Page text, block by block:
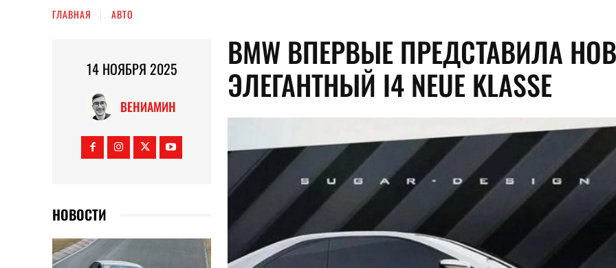
ГЛАВНАЯ АВТО
14 НОЯБРЯ 2025
ВЕНИАМИН
НОВОСТИ
BMW ВПЕРВЫЕ ПРЕДСТАВИЛА
ЭЛЕГАНТНЫЙ I4 NEUE KLASSE